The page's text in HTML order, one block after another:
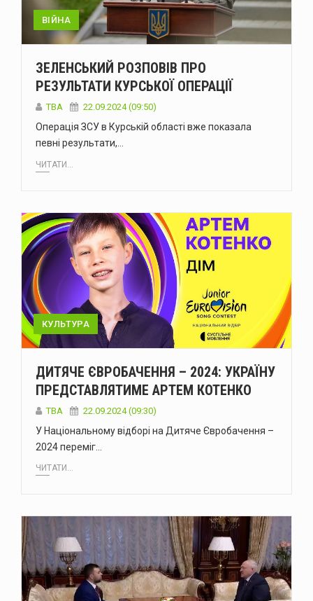
У Чернівцях п'яний водій Mercedes спричинив ДТП: у крові виявили 2,57 проміле алкоголю
ВІЙНА
ЗЕЛЕНСЬКИЙ РОЗПОВІВ ПРО
РЕЗУЛЬТАТИ КУРСЬКОЇ ОПЕРАЦІЇ
ТВА 22.09.2024 (09:50)
Операція ЗСУ в Курській області вже показала
певні результати,…
ЧИТАТИ...
КУЛЬТУРА
ДИТЯЧЕ ЄВРОБАЧЕННЯ – 2024: УКРАЇНУ
ПРЕДСТАВЛЯТИМЕ АРТЕМ КОТЕНКО
ТВА 22.09.2024 (09:30)
У Національному відборі на Дитяче Євробачення –
2024 переміг…
ЧИТАТИ...